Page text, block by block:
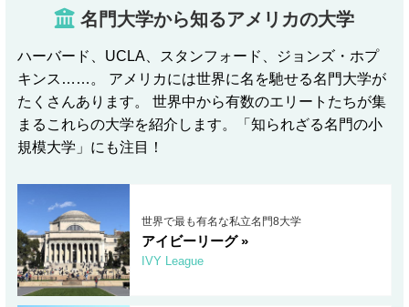
名門大学から知るアメリカの大学
ハーバード、UCLA、スタンフォード、ジョンズ・ホプ
キンス……。 アメリカには世界に名を馳せる名門大学が
たくさんあります。 世界中から有数のエリートたちが集
まるこれらの大学を紹介します。「知られざる名門の小
規模大学」にも注目！
世界で最も有名な私立名門8大学
アイビーリーグ »
IVY League